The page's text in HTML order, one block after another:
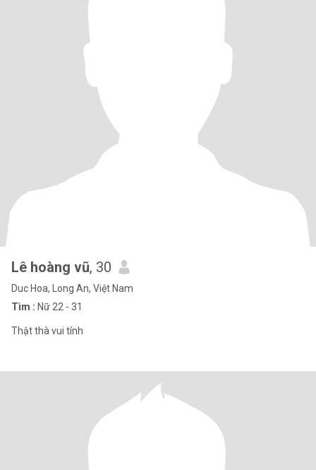
Lê hoàng vũ, 30
Duc Hoa, Long An, Việt Nam
Tìm : Nữ 22 - 31
Thật thà vui tính